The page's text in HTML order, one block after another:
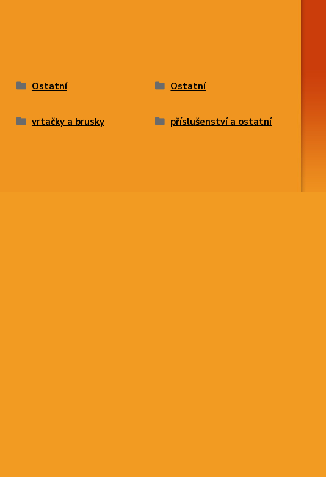
Ostatní Ostatní
vrtačky a brusky příslušenství a ostatní